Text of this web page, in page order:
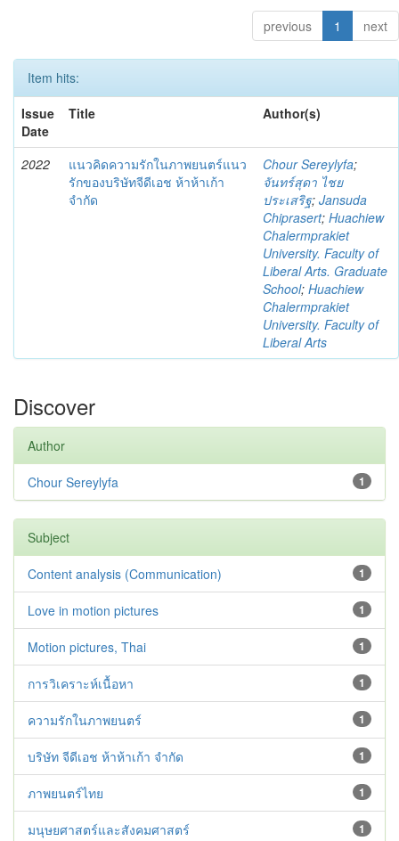
previous 1 next
Item hits:
Issue
Date
Title Author(s)
2022
แนวคิดความรักในภาพยนตร์แนว
รักของบริษัทจีดีเอช ห้าห้าเก้า
จำกัด
Chour Sereylyfa;
จันทร์สุดา ไชย
ประเสริฐ; Jansuda
Chiprasert; Huachiew
Chalermprakiet
University. Faculty of
Liberal Arts. Graduate
School; Huachiew
Chalermprakiet
University. Faculty of
Liberal Arts
Discover
Author
1
Chour Sereylyfa
Subject
1
Content analysis (Communication)
1
Love in motion pictures
1
Motion pictures, Thai
1
การวิเคราะห์เนื้อหา
1
ความรักในภาพยนตร์
1
บริษัท จีดีเอช ห้าห้าเก้า จำกัด
1
ภาพยนตร์ไทย
1
มนุษยศาสตร์และสังคมศาสตร์